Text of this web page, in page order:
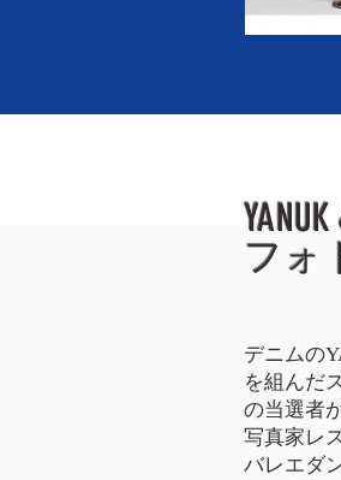
フォ
デニムの
を組んだ
の当選者
写真家レ
バレエダ